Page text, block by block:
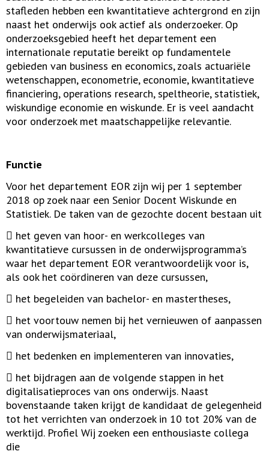
stafleden hebben een kwantitatieve achtergrond en zijn
naast het onderwijs ook actief als onderzoeker. Op
onderzoeksgebied heeft het departement een
internationale reputatie bereikt op fundamentele
gebieden van business en economics, zoals actuariële
wetenschappen, econometrie, economie, kwantitatieve
financiering, operations research, speltheorie, statistiek,
wiskundige economie en wiskunde. Er is veel aandacht
voor onderzoek met maatschappelijke relevantie.
Functie
Voor het departement EOR zijn wij per 1 september
2018 op zoek naar een Senior Docent Wiskunde en
Statistiek. De taken van de gezochte docent bestaan uit
 het geven van hoor- en werkcolleges van
kwantitatieve cursussen in de onderwijsprogramma’s
waar het departement EOR verantwoordelijk voor is,
als ook het coördineren van deze cursussen,
 het begeleiden van bachelor- en mastertheses,
 het voortouw nemen bij het vernieuwen of aanpassen
van onderwijsmateriaal,
 het bedenken en implementeren van innovaties,
 het bijdragen aan de volgende stappen in het
digitalisatieproces van ons onderwijs. Naast
bovenstaande taken krijgt de kandidaat de gelegenheid
tot het verrichten van onderzoek in 10 tot 20% van de
werktijd. Profiel Wij zoeken een enthousiaste collega
die